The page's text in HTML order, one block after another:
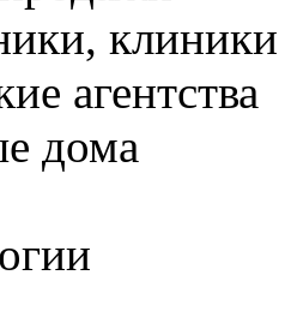
клиники
агентства
дома